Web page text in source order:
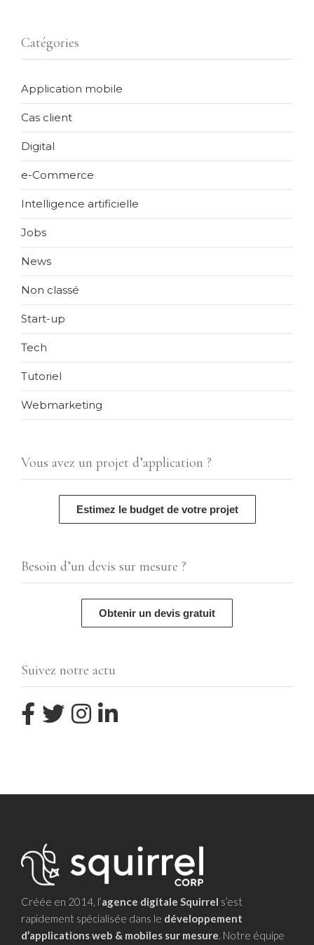
Catégories
Application mobile
Cas client
Digital
e-Commerce
Intelligence artificielle
Jobs
News
Non classé
Start-up
Tech
Tutoriel
Webmarketing
Vous avez un projet d’application ?
Estimez le budget de votre projet
Besoin d’un devis sur mesure ?
Obtenir un devis gratuit
Suivez notre actu
Créée en 2014, l’agence digitale Squirrel s’est
rapidement spécialisée dans le développement
d’applications web & mobiles sur mesure. Notre équipe